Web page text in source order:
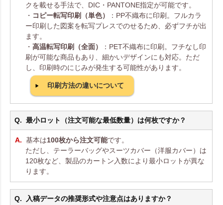
クを載せる手法で、DIC・PANTONE指定が可能です。
・ コピー転写印刷（単色）
：PP不織布に印刷。フルカラ
ー印刷した図案を転写プレスでのせるため、必ずフチが出
ます。
・ 高温転写印刷（全面）
：PET不織布に印刷。フチなし印
刷が可能な商品もあり、細かいデザインにも対応。ただ
し、印刷時のにじみが発生する可能性があります。
印刷方法の違いについて
最小ロット（注文可能な最低数量）は何枚ですか？
基本は100枚から注文可能です。
ただし、テーラーバッグやスーツカバー（洋服カバー）は
120枚など、製品のカートン入数により最小ロットが異な
ります。
入稿データの推奨形式や注意点はありますか？